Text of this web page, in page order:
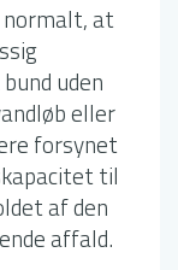
normalt, at
uden
eller
forsynet
til
af den
affald.